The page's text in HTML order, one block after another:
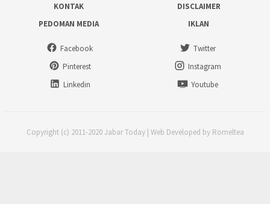
KONTAK
DISCLAIMER
PEDOMAN MEDIA
IKLAN
Facebook
Twitter
Pinterest
Instagram
Linkedin
Youtube
Copyright (c) 2011-2020 Jabar Today | Web Developed by Romeltea